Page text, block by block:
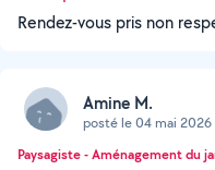
Rendez-vous pris non
Amine M.
posté le 04 mai 2026
Paysagiste - Aménagement du